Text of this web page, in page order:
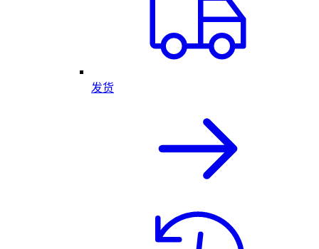
发货